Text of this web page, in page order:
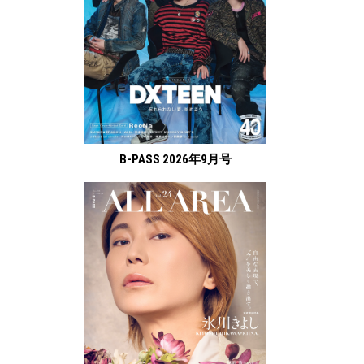
B-PASS 2026年9月号